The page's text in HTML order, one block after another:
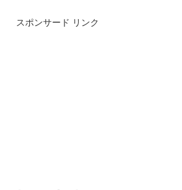
スポンサード リンク